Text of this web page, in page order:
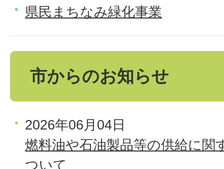
県民まちなみ緑化事業
市からのお知らせ
2026年06月04日
燃料油や石油製品等の供給に関
ついて